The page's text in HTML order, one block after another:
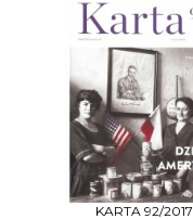
KARTA 92/2017